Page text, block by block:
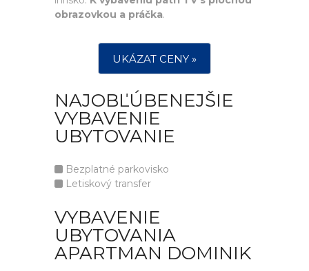
obrazovkou a práčka.
UKÁZAT CENY »
NAJOBĽÚBENEJŠIE
VYBAVENIE
UBYTOVANIE
Bezplatné parkovisko
Letiskový transfer
VYBAVENIE
UBYTOVANIA
APARTMAN DOMINIK